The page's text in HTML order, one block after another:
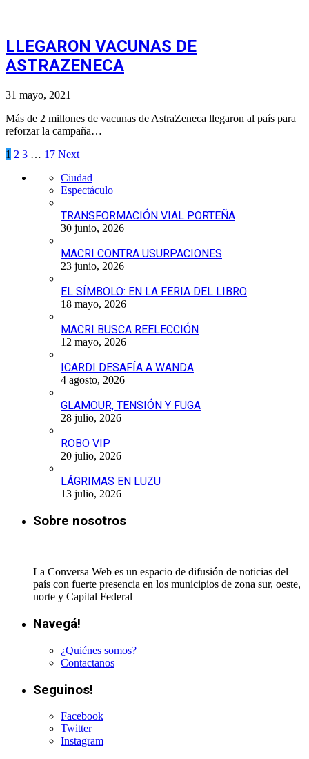
LLEGARON VACUNAS DE
ASTRAZENECA
31 mayo, 2021
Más de 2 millones de vacunas de AstraZeneca llegaron al país para
reforzar la campaña…
1 2 3 … 17 Next
Ciudad
Espectáculo
TRANSFORMACIÓN VIAL PORTEÑA
30 junio, 2026
MACRI CONTRA USURPACIONES
23 junio, 2026
EL SÍMBOLO: EN LA FERIA DEL LIBRO
18 mayo, 2026
MACRI BUSCA REELECCIÓN
12 mayo, 2026
ICARDI DESAFÍA A WANDA
4 agosto, 2026
GLAMOUR, TENSIÓN Y FUGA
28 julio, 2026
ROBO VIP
20 julio, 2026
LÁGRIMAS EN LUZU
13 julio, 2026
Sobre nosotros
La Conversa Web es un espacio de difusión de noticias del
país con fuerte presencia en los municipios de zona sur, oeste,
norte y Capital Federal
Navegá!
¿Quiénes somos?
Contactanos
Seguinos!
Facebook
Twitter
Instagram